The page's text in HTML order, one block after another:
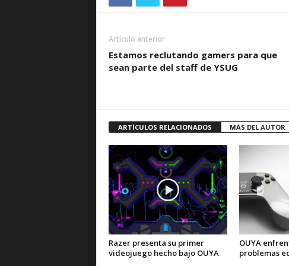
Artículo anterior
Estamos reclutando gamers para que
sean parte del staff de YSUG
ARTÍCULOS RELACIONADOS MÁS DEL AUTOR
Razer presenta su primer
videojuego hecho bajo OUYA
OUYA
problemas